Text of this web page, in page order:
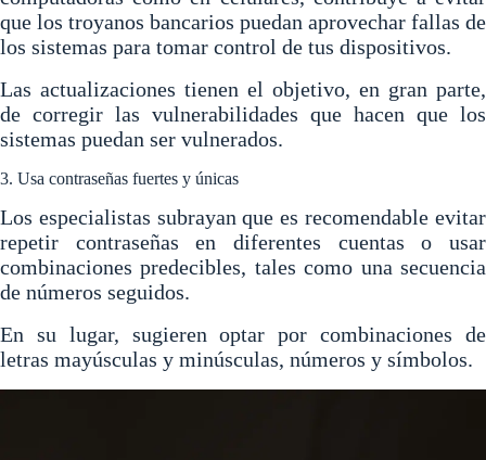
que los troyanos bancarios puedan aprovechar fallas de
los sistemas para tomar control de tus dispositivos.
Las actualizaciones tienen el objetivo, en gran parte,
de corregir las vulnerabilidades que hacen que los
sistemas puedan ser vulnerados.
3. Usa contraseñas fuertes y únicas
Los especialistas subrayan quees recomendable evitar
repetir contraseñas en diferentes cuentas o usar
combinaciones predecibles, tales como una secuencia
de números seguidos.
En su lugar, sugieren optar por combinaciones de
letras mayúsculas y minúsculas, números y símbolos.